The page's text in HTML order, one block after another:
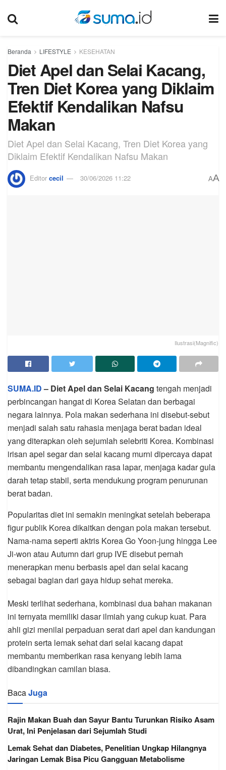
Beranda LIFESTYLE KESEHATAN
Diet Apel dan Selai Kacang,
Tren Diet Korea yang Diklaim
Efektif Kendalikan Nafsu
Makan
Diet Apel dan Selai Kacang, Tren Diet Korea yang
Diklaim Efektif Kendalikan Nafsu Makan
Editor cecil 30/06/2026 11:22 AA
Ilustrasi(Magnific)
SUMA.ID– Diet Apel dan Selai Kacang tengah menjadi
perbincangan hangat di Korea Selatan dan berbagai
negara lainnya. Pola makan sederhana ini disebut-sebut
menjadi salah satu rahasia menjaga berat badan ideal
yang diterapkan oleh sejumlah selebriti Korea. Kombinasi
irisan apel segar dan selai kacang murni dipercaya dapat
membantu mengendalikan rasa lapar, menjaga kadar gula
darah tetap stabil, serta mendukung program penurunan
berat badan.
Popularitas diet ini semakin meningkat setelah beberapa
figur publik Korea dikaitkan dengan pola makan tersebut.
Nama-nama seperti aktris Korea Go Yoon-jung hingga Lee
Ji-won atau Autumn dari grup IVE disebut pernah
menerapkan menu berbasis apel dan selai kacang
sebagai bagian dari gaya hidup sehat mereka.
Meski terlihat sederhana, kombinasi dua bahan makanan
ini ternyata memiliki dasar ilmiah yang cukup kuat. Para
ahli gizi menilai perpaduan serat dari apel dan kandungan
protein serta lemak sehat dari selai kacang dapat
membantu memberikan rasa kenyang lebih lama
dibandingkan camilan biasa.
BacaJuga
Rajin Makan Buah dan Sayur Bantu Turunkan Risiko Asam
Urat, Ini Penjelasan dari Sejumlah Studi
Lemak Sehat dan Diabetes, Penelitian Ungkap Hilangnya
Jaringan Lemak Bisa Picu Gangguan Metabolisme